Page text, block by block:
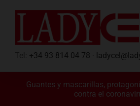
+34 93 814 04 78
Guantes y mascarillas,
contra el